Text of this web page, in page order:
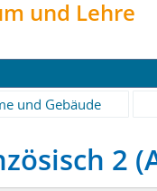
und Lehre
und Gebäude
2